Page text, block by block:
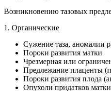
Возникновению тазовых
1. Органические
Сужение таза, аномалии
Пороки развития матки
Чрезмерная или
Предлежание плаценты
Пороки развития плода
Опухоли придатков матки